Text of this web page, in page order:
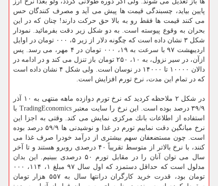
پایین بیاید، چسبندگی قیمت ها پیش می آید و مصرف كنندگان حس
می كنند قیمت ها فقط رو به بالا حق حركت دارند! چنان كه در این
بحران به وقوع پیوسته است. به دو شكل زیر دقت بفرمائید. نمودار
شكل ۳ نشان داده است كه چگونه دلار از زیر ۵، ۰۰۰ تومان در اوایل
اردیبهشت ۹۷ با سرعت به ۱۹، ۰۰۰ تومان در ۴ مهر، می رسد. پس
ازآن، در سیر نزول، به ۱۰، ۲۵۰ تومان باز تنزل می كند و در ادامه در
دالان ۱۰۰۰۰ تا ۱۴۰۰۰ در نوسان است. ولی شكل ۴ نشان داده است
كه در تمام این مدت، نرخ تورم افزایش است.
در شكل ۲ ملاحظه كردید كه نرخ تورم دوازده ماهه منتهی به ۱۰ آذر
۳۹/۹ درصد بوده است. این نرخ را سایت معتبر TradingEconomics با
استفاده از اطلاعات بانك مركزی نمایش می كند. وقتی به اجزا این
نرخ میانگین دقت نماییم تورم در غذا و نوشیدنی ها ۵۹/۹ درصد بوده
است. چون مستضعفان سهم بیشتری از درآمد خودرا صرف غذا می
كنند، با نرخ بالاتر از متوسط تقریباً ۴۰ درصدی روبرو هستند و تا آخر
سال می توان آنان را در مقابل تورم ۵۰ درصدی ببینیم. این بدان
مدلول است كه حداقل دستمزد كه اول سال ۹۷ مبلغ ۱، ۱۱۴، ۰۰۰
تومان بود، قدرت خرید كارگران درانتها سال به ۵۵۷ هزار تومان